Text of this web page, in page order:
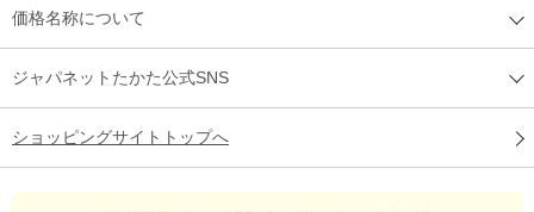
価格名称について
ジャパネットたかた公式SNS
ショッピングサイトトップへ